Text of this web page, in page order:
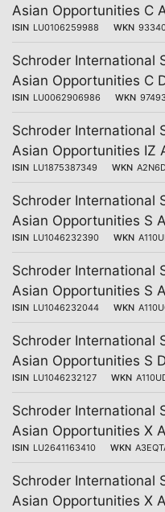
Asian Opportunities C
ISIN LU0106259988 WKN
Schroder International
Asian Opportunities C
ISIN LU0062906986 WKN
Schroder International
Asian Opportunities IZ
ISIN LU1875387349 WKN
Schroder International
Asian Opportunities S
ISIN LU1046232390 WKN
Schroder International
Asian Opportunities S
ISIN LU1046232044 WKN
Schroder International
Asian Opportunities S
ISIN LU1046232127 WKN
Schroder International
Asian Opportunities X
ISIN LU2641163410 WKN
Schroder International
Asian Opportunities X